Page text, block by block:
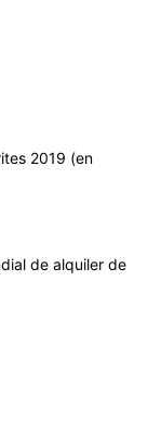
2019 (en
de alquiler de